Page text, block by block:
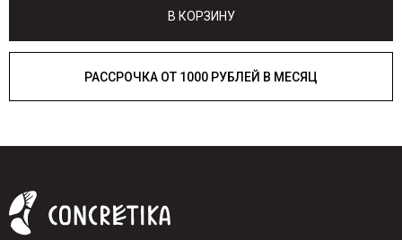
В КОРЗИНУ
РАССРОЧКА ОТ 1000 РУБЛЕЙ В МЕСЯЦ